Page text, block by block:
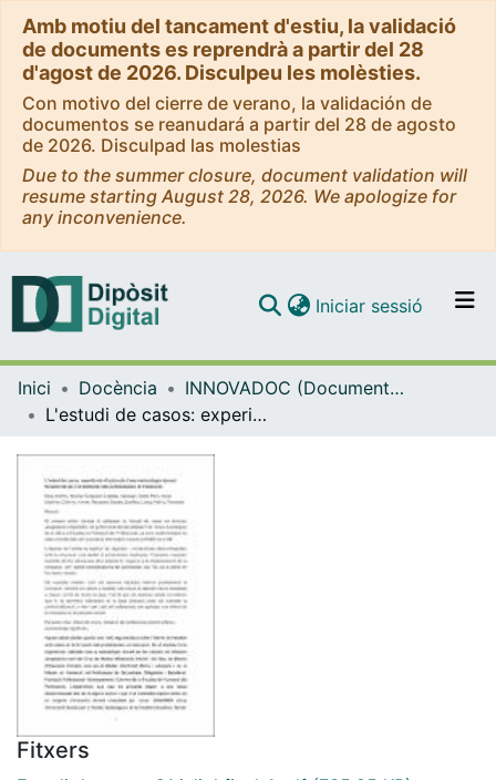
Amb motiu del tancament d'estiu, la validació
de documents es reprendrà a partir del 28
d'agost de 2026. Disculpeu les molèsties.
Con motivo del cierre de verano, la validación de
documentos se reanudará a partir del 28 de agosto
de 2026. Disculpad las molestias
Due to the summer closure, document validation will
resume starting August 28, 2026. We apologize for
any inconvenience.
Navega per tot el DD
Iniciar sessió (current)
Inici Docència
INNOVADOC (Documents d'Innovació Docent)
L'estudi de casos: experiència d'aplicació d'una metodologia docent fonamental per a la formació dels professionals de l’educació.
Fitxers